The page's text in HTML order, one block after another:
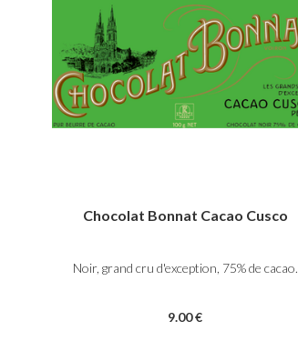
Chocolat Bonnat Cacao Cusco
Noir, grand cru d'exception, 75% de cacao.
9.00€